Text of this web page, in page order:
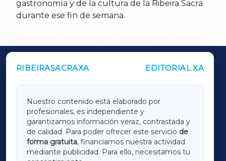
gastronomía y de la cultura de la Ribeira Sacra
durante ese fin de semana.
RIBEIRASACRAXA EDITORIAL XA
Nuestro contenido está elaborado por
profesionales, es independiente y
garantizamos información veraz, contrastada y
de calidad. Para poder ofrecer este servicio de
forma gratuita, financiamos nuestra actividad
mediante publicidad. Para ello, necesitamos tu
OUTROS PERIÓDICOS
LUGOXA
TERRACHAXA